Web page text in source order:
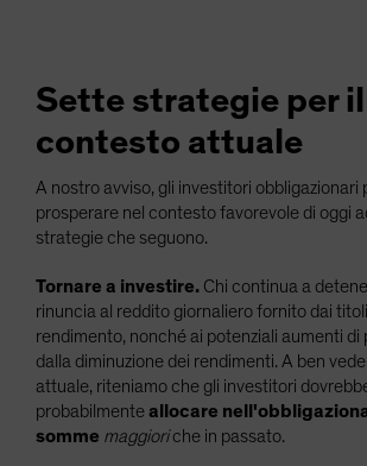
Sette strategie per il
contesto attuale
A nostro avviso, gli investitori obbligazionari
prosperare nel contesto favorevole di oggi
strategie che seguono.
Tornare a investire. Chi continua a
rinuncia al reddito giornaliero fornito dai
rendimento, nonché ai potenziali aumenti di
dalla diminuzione dei rendimenti. A ben
attuale, riteniamo che gli investitori
probabilmenteallocare
somme maggiori che in passato.